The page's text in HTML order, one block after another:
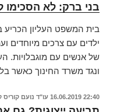
בני ברק: לא הסכימו
בית המשפט העליון הכריע
ילדים עם צרכים מיוחדים
של אנשים עם מוגבלויות.
ונגד משרד החינוך כאשר
16.06.2019 22:40 עו"ד נועם קוריס